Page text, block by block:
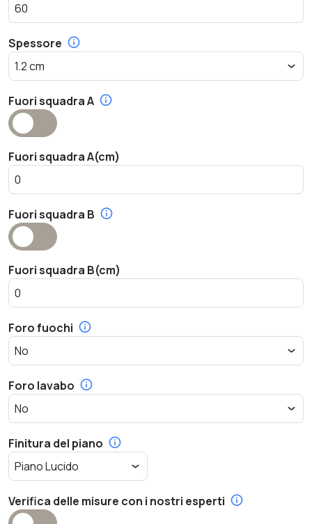
Spessore
Fuori squadra A
Fuori squadra A(cm)
Fuori squadra B
Fuori squadra B(cm)
Foro fuochi
Foro lavabo
Finitura del piano
Verifica delle misure con i nostri esperti